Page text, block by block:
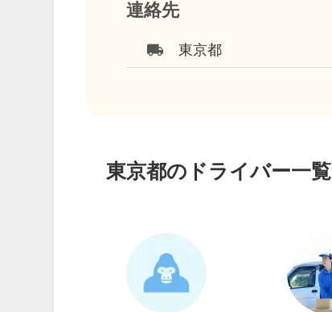
連絡先
local_shipping 東京都
東京都のドライバー一覧